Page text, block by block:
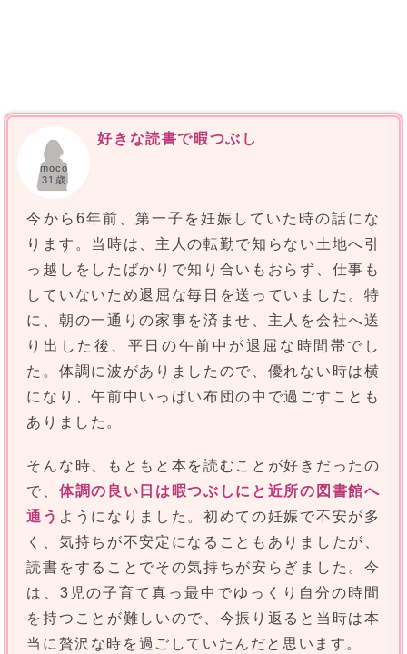
moco
31歳
好きな読書で暇つぶし
今から6年前、第一子を妊娠していた時の話にな
ります。当時は、主人の転勤で知らない土地へ引
っ越しをしたばかりで知り合いもおらず、仕事も
していないため退屈な毎日を送っていました。特
に、朝の一通りの家事を済ませ、主人を会社へ送
り出した後、平日の午前中が退屈な時間帯でし
た。体調に波がありましたので、優れない時は横
になり、午前中いっぱい布団の中で過ごすことも
ありました。
そんな時、もともと本を読むことが好きだったの
で、 体調の良い日は暇つぶしにと近所の図書館へ
通う ようになりました。初めての妊娠で不安が多
く、気持ちが不安定になることもありましたが、
読書をすることでその気持ちが安らぎました。今
は、3児の子育て真っ最中でゆっくり自分の時間
を持つことが難しいので、今振り返ると当時は本
当に贅沢な時を過ごしていたんだと思います。